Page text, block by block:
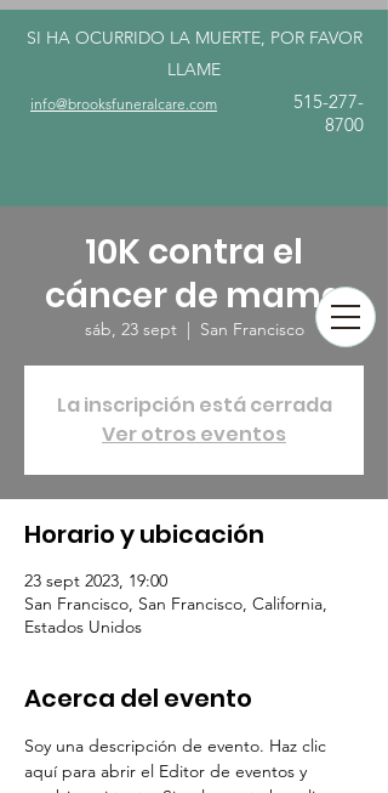
SI HA OCURRIDO LA MUERTE, POR FAVOR
LLAME
info@brooksfuneralcare.com
515-277-
8700
10K contra el
cáncer de mama
sáb, 23 sept
  |
San Francisco
La inscripción está cerrada
Ver otros eventos
Horario y ubicación
23 sept 2023, 19:00
San Francisco, San Francisco, California,
Estados Unidos
Acerca del evento
Soy una descripción de evento. Haz clic
aquí para abrir el Editor de eventos y